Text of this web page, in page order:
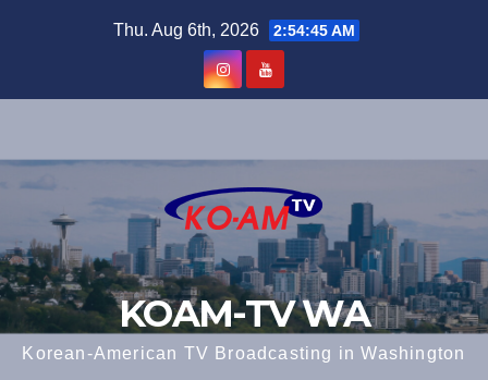
Thu. Aug 6th, 2026 2:54:46 AM
KOAM-TV WA
Korean-American TV Broadcasting in Washington